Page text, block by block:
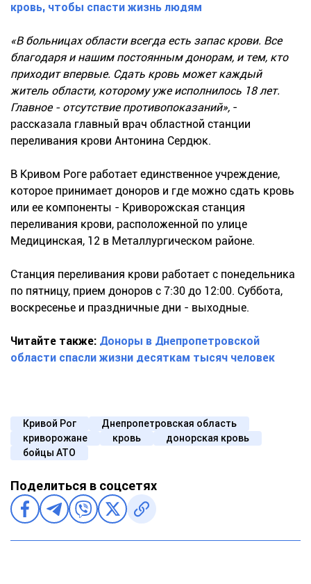
кровь, чтобы спасти жизнь людям
«В больницах области всегда есть запас крови. Все
благодаря и нашим постоянным донорам, и тем, кто
приходит впервые. Сдать кровь может каждый
житель области, которому уже исполнилось 18 лет.
Главное - отсутствие противопоказаний», -
рассказала главный врач областной станции
переливания крови Антонина Сердюк.
В Кривом Роге работает единственное учреждение,
которое принимает доноров и где можно сдать кровь
или ее компоненты - Криворожская станция
переливания крови, расположенной по улице
Медицинская, 12 в Металлургическом районе.
Станция переливания крови работает с понедельника
по пятницу, прием доноров с 7:30 до 12:00. Суббота,
воскресенье и праздничные дни - выходные.
Читайте также: Доноры в Днепропетровской
области спасли жизни десяткам тысяч человек
Кривой Рог
Днепропетровская область
криворожане
кровь
донорская кровь
бойцы АТО
Поделиться в соцсетях